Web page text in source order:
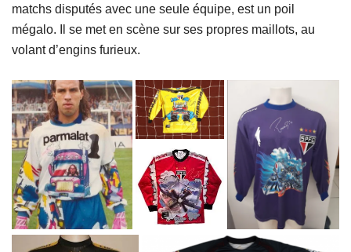
matchs disputés avec une seule équipe, est un poil
mégalo. Il se met en scène sur ses propres maillots, au
volant d’engins furieux.